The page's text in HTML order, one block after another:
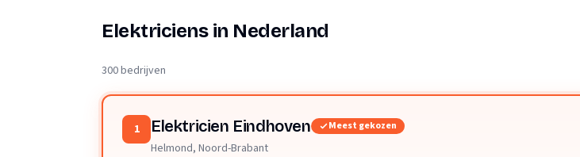
Verhuisplanner
Elektriciens in Nederland
300 bedrijven
1 Elektricien Eindhoven Meest gekozen
Helmond, Noord-Brabant